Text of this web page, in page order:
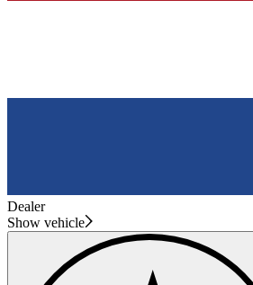
Dealer
Show vehicle